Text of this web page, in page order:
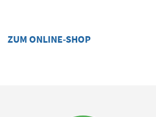
ZUM ONLINE-SHOP